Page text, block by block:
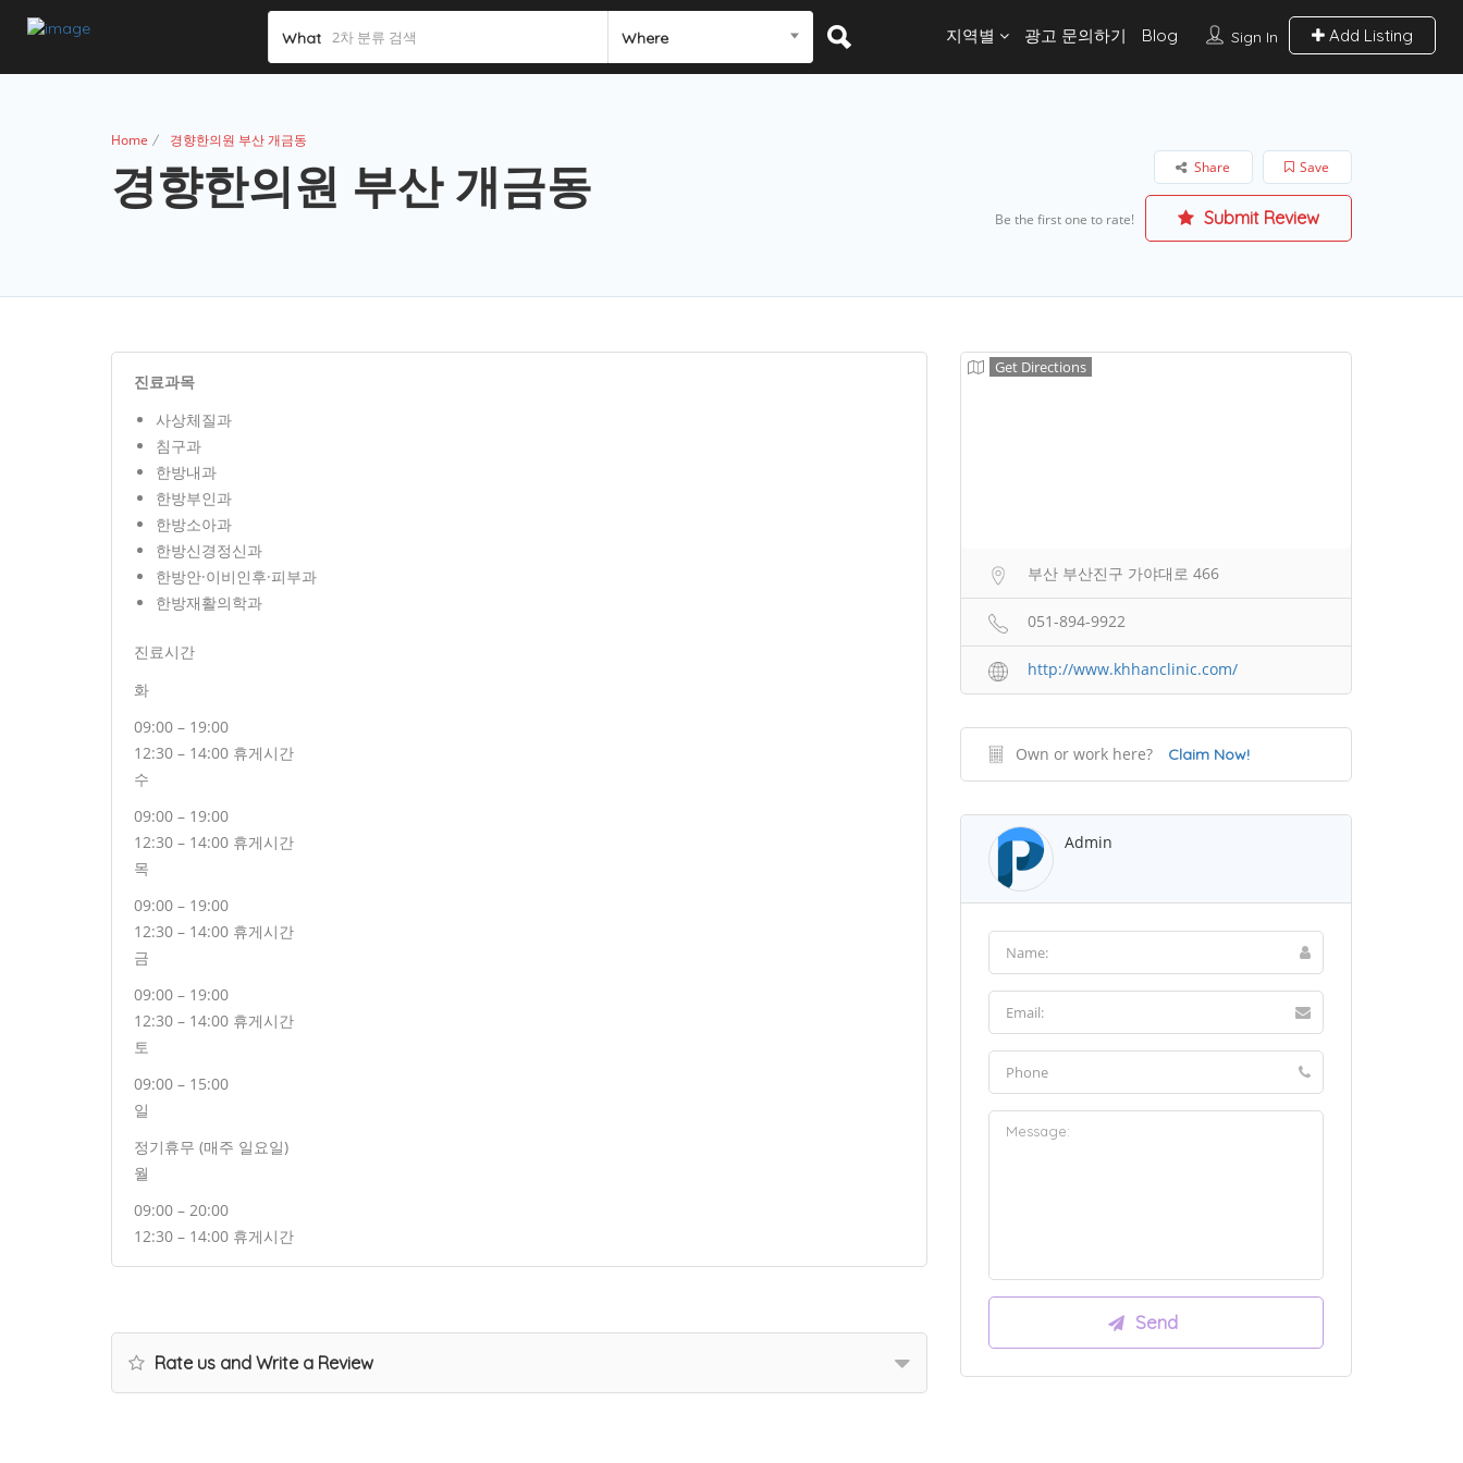
What Where Sign In Add Listing
지역별 광고 문의하기 Blog
Home 경향한의원 부산 개금동
경향한의원 부산 개금동 Save
Share
Be the first one to rate! Submit Review
진료과목
사상체질과
침구과
한방내과
한방부인과
한방소아과
한방신경정신과
한방안·이비인후·피부과
한방재활의학과
진료시간
화
09:00 – 19:00
12:30 – 14:00 휴게시간
수
09:00 – 19:00
12:30 – 14:00 휴게시간
목
09:00 – 19:00
12:30 – 14:00 휴게시간
금
09:00 – 19:00
12:30 – 14:00 휴게시간
토
09:00 – 15:00
일
정기휴무 (매주 일요일)
월
09:00 – 20:00
12:30 – 14:00 휴게시간
Rate us and Write a Review
Get Directions
부산 부산진구 가야대로 466
051-894-9922
http://www.khhanclinic.com/
Own or work here? Claim Now!
Admin